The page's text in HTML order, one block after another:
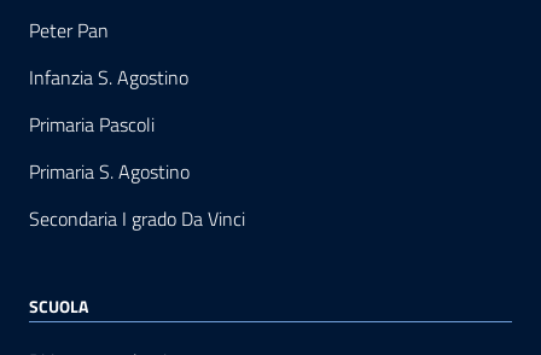
Peter Pan
Infanzia S. Agostino
Primaria Pascoli
Primaria S. Agostino
Secondaria I grado Da Vinci
SCUOLA